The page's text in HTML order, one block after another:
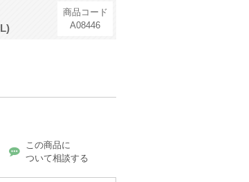
商品コード
A08446
この商品に
ついて相談する